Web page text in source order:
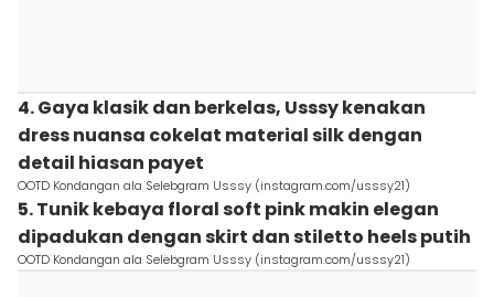
4. Gaya klasik dan berkelas, Usssy kenakan
dress nuansa cokelat material silk dengan
detail hiasan payet
OOTD Kondangan ala Selebgram Usssy (instagram.com/usssy21)
5. Tunik kebaya floral soft pink makin elegan
dipadukan dengan skirt dan stiletto heels putih
OOTD Kondangan ala Selebgram Usssy (instagram.com/usssy21)